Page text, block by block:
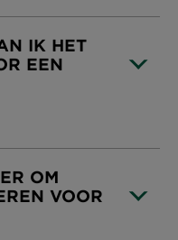
IK HET
EEN
OM
VOOR